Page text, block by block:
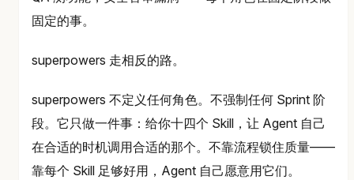
固定的事。
superpowers 走相反的路。
superpowers 不定义任何角色。不强制任何 Sprint 阶
段。它只做一件事：给你十四个 Skill，让 Agent 自己
在合适的时机调用合适的那个。不靠流程锁住质量——
靠每个 Skill 足够好用，Agent 自己愿意用它们。